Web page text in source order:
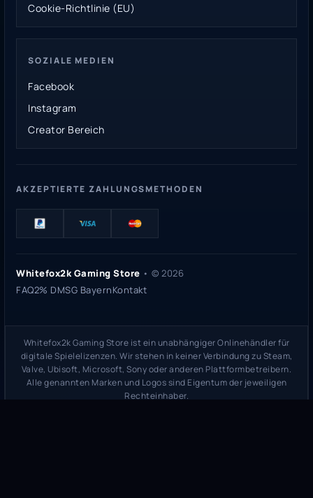
Cookie-Richtlinie (EU)
SOZIALE MEDIEN
Facebook
Instagram
Creator Bereich
AKZEPTIERTE ZAHLUNGSMETHODEN
Whitefox2k Gaming Store • © 2026
FAQ2% DMSG BayernKontakt
Whitefox2k Gaming Store ist ein unabhängiger Onlinehändler für
digitale Spielelizenzen. Wir stehen in keiner Verbindung zu Steam,
Valve, Ubisoft, Microsoft, Sony oder anderen Plattformbetreibern.
Alle genannten Marken und Logos sind Eigentum der jeweiligen
Rechteinhaber.